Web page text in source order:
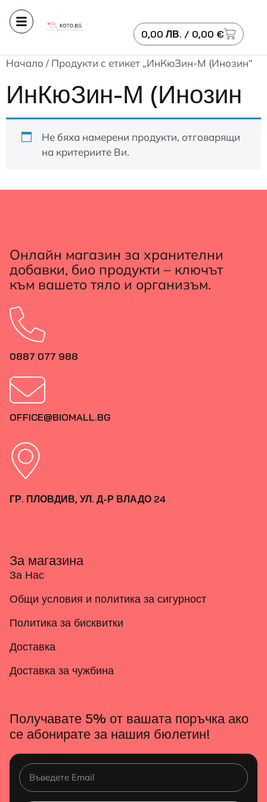
0,00 ЛВ. / 0,00 €
Начало / Продукти с етикет „ИнКюЗин-М (Инозин“
ИнКюЗин-М (Инозин
Не бяха намерени продукти, отговарящи
на критериите Ви.
Онлайн магазин за хранителни
добавки, био продукти – ключът
към вашето тяло и организъм.
0887 077 988
OFFICE@BIOMALL.BG
ГР. ПЛОВДИВ, УЛ. Д-Р ВЛАДО 24
За магазина
За Нас
Общи условия и политика за сигурност
Политика за бисквитки
Доставка
Доставка за чужбина
Получавате 5% от вашата поръчка ако
се абонирате за нашия бюлетин!